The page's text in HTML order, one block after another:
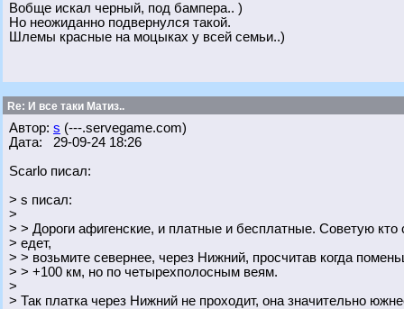
Вобще искал черный, под бампера.. )
Но неожиданно подвернулся такой.
Шлемы красные на моцыках у всей семьи..)
Re: И все таки Матиз..
Автор: s (---.servegame.com)
Дата: 29-09-24 18:26
Scarlo писал:
> s писал:
>
> > Дороги афигенские, и платные и бесплатные. Советую кто
> едет,
> > возьмите севернее, через Нижний, просчитав когда
> > +100 км, но по четырехполосным веям.
>
> Так платка через Нижний не проходит, она значительно